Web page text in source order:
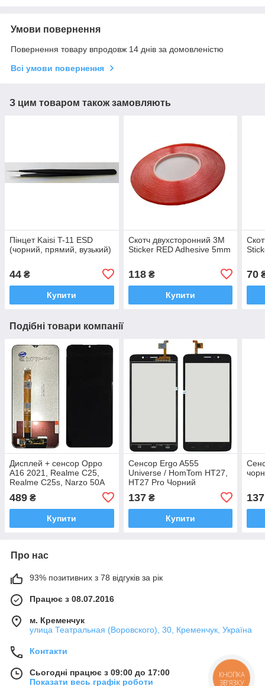
Умови повернення
Повернення товару впродовж 14 днів за домовленістю
Всі умови повернення
З цим товаром також замовляють
Пінцет Kaisi T-11 ESD
(чорний, прямий, вузький)
44 ₴
Купити
Скотч двухсторонний 3M
Sticker RED Adhesive 5mm
118₴
Купити
70
Подібні товари компанії
Дисплей + сенсор Oppo
A16 2021, Realme C25,
Realme C25s, Narzo 50A
489 ₴
Купити
Сенсор Ergo A555
Universe / HomTom HT27,
HT27 Pro Чорний
137₴
Купити
137
Про нас
93% позитивних з 78 відгуків за рік
Працює з 08.07.2016
м. Кременчук
улица Театральная (Воровского), 30, Кременчук, Україна
Контакти
Сьогодні працює з 09:00 до 17:00
Показати весь графік роботи
КНОПКА
ЗВ'ЯЗКУ